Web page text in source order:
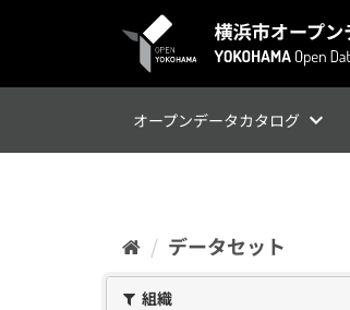
オープンデータカタログ
データセット
組織